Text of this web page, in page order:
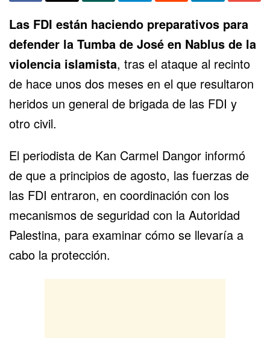
Las FDI están haciendo preparativos para
defender la Tumba de José en Nablus de la
violencia islamista, tras el ataque al recinto
de hace unos dos meses en el que resultaron
heridos un general de brigada de las FDI y
otro civil.
El periodista de Kan Carmel Dangor informó
de que a principios de agosto, las fuerzas de
las FDI entraron, en coordinación con los
mecanismos de seguridad con la Autoridad
Palestina, para examinar cómo se llevaría a
cabo la protección.